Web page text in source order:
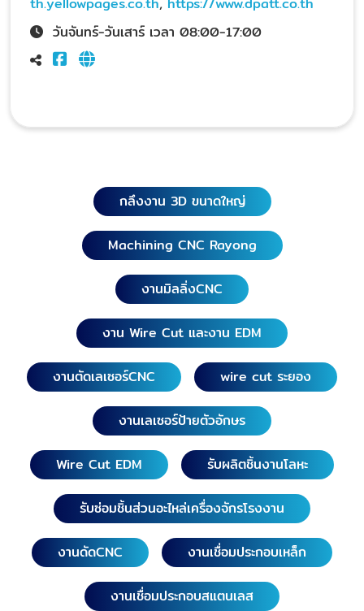
วันจันทร์-วันเสาร์ เวลา 08:00-17:00
กลึงงาน 3D ขนาดใหญ่
Machining CNC Rayong
งานมิลลิ่งCNC
งาน Wire Cut และงาน EDM
งานตัดเลเซอร์CNC wire cut ระยอง
งานเลเซอร์ป้ายตัวอักษร
Wire Cut EDM รับผลิตชิ้นงานโลหะ
รับซ่อมชิ้นส่วนอะไหล่เครื่องจักรโรงงาน
งานดัดCNC งานเชื่อมประกอบเหล็ก
งานเชื่อมประกอบสแตนเลส